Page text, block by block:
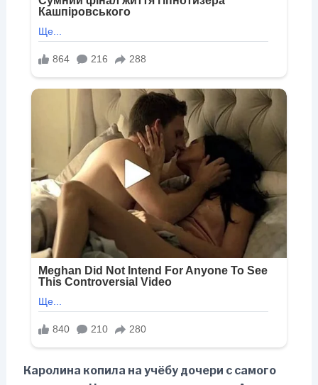
Каролина копила на учёбу дочери с самого